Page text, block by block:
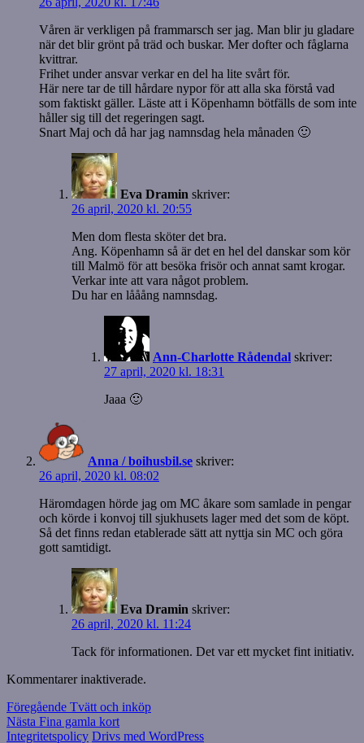
Våren är verkligen på frammarsch ser jag. Man blir ju gladare
när det blir grönt på träd och buskar. Mer dofter och fåglarna
kvittrar.
Frihet under ansvar verkar en del ha lite svårt för.
Här nere tar de till hårdare nypor för att alla ska förstå vad
som faktiskt gäller. Läste att i Köpenhamn bötfälls de som inte
håller sig till det regeringen sagt.
Snart Maj och då har jag namnsdag hela månaden 🙂
Eva Dramin skriver:
26 april, 2020 kl. 20:55
Men dom flesta sköter det bra.
Ang. Köpenhamn så är det en hel del danskar som kör
till Malmö för att besöka frisör och annat samt krogar.
Verkar inte att vara något problem.
Du har en lååång namnsdag.
Ann-Charlotte Rådendal skriver:
27 april, 2020 kl. 18:31
Jaaa 🙂
Anna / boihusbil.se skriver:
26 april, 2020 kl. 08:02
Häromdagen hörde jag om MC åkare som samlade in pengar
och körde i konvoj till sjukhusets lager med det som de köpt.
Så det finns redan etablerade sätt att nyttja sin MC och göra
gott samtidigt.
Eva Dramin skriver:
26 april, 2020 kl. 11:24
Tack för informationen. Det var ett mycket fint initiativ.
Kommentarer inaktiverade.
Inläggsnavigering
Föregående Föregående
inlägg:
Tvätt och inköp
Nästa Nästa
inlägg:
Fina gamla kort
Integritetspolicy Drivs med WordPress